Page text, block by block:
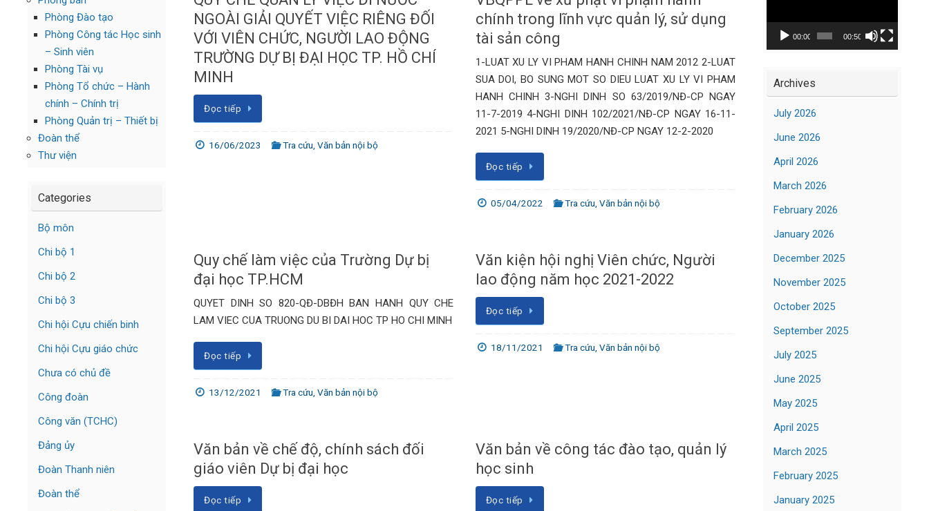
NGOÀI GIẢI QUYẾT VIỆC RIÊNG ĐỐI
VỚI VIÊN CHỨC, NGƯỜI LAO ĐỘNG
TRƯỜNG DỰ BỊ ĐẠI HỌC TP. HỒ CHÍ
MINH
Đọc tiếp
16/06/2023 Tra cứu ,Văn bản nội bộ
chính trong lĩnh vực quản lý, sử dụng
tài sản công
1-LUAT XU LY VI PHAM HANH CHINH NAM 2012 2-LUAT
SUA DOI, BO SUNG MOT SO DIEU LUAT XU LY VI PHAM
HANH CHINH 3-NGHI DINH SO 63/2019/NĐ-CP NGAY
11-7-2019 4-NGHI DINH 102/2021/NĐ-CP NGAY 16-11-
2021 5-NGHI DINH 19/2020/NĐ-CP NGAY 12-2-2020
Đọc tiếp
05/04/2022 Tra cứu ,Văn bản nội bộ
Quy chế làm việc của Trường Dự bị
đại học TP.HCM
QUYET DINH SO 820-QĐ-DBĐH BAN HANH QUY CHE
LAM VIEC CUA TRUONG DU BI DAI HOC TP HO CHI MINH
Đọc tiếp
13/12/2021 Tra cứu ,Văn bản nội bộ
Văn kiện hội nghị Viên chức, Người
lao động năm học 2021-2022
Đọc tiếp
18/11/2021 Tra cứu ,Văn bản nội bộ
Văn bản về chế độ, chính sách đối
giáo viên Dự bị đại học
Đọc tiếp
Văn bản về công tác đào tạo, quản lý
học sinh
Đọc tiếp
Phòng Đào tạo
Phòng Công tác Học sinh
– Sinh viên
Phòng Tài vụ
Phòng Tổ chức – Hành
chính – Chính trị
Phòng Quản trị – Thiết bị
Đoàn thể
Thư viện
Categories
Bộ môn
Chi bộ 1
Chi bộ 2
Chi bộ 3
Chi hội Cựu chiến binh
Chi hội Cựu giáo chức
Chưa có chủ đề
Công đoàn
Công văn (TCHC)
Đảng ủy
Đoàn Thanh niên
Đoàn thể
00:00 00:50
Archives
July 2026
June 2026
April 2026
March 2026
February 2026
January 2026
December 2025
November 2025
October 2025
September 2025
July 2025
June 2025
May 2025
April 2025
March 2025
February 2025
January 2025